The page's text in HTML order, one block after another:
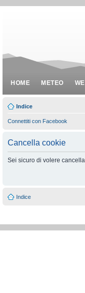
HOME METEO
Indice
Connettiti con Facebook
Cancella cookie
Sei sicuro di volere
Indice